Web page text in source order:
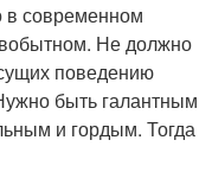
современном
Не должно
поведению
быть галантным
и гордым. Тогда